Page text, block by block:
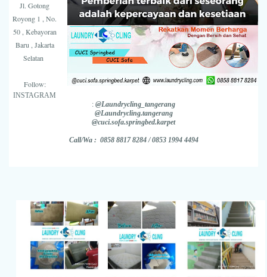
Jl. Gotong
Royong 1 , No.
50 , Kebayoran
Baru , Jakarta
Selatan
Follow:
INSTAGRAM
: @Laundrycling_tangerang
@Laundrycling.tangerang
@cuci.sofa.springbed.karpet
Call/Wa : 0858 8817 8284 / 0853 1994 4494